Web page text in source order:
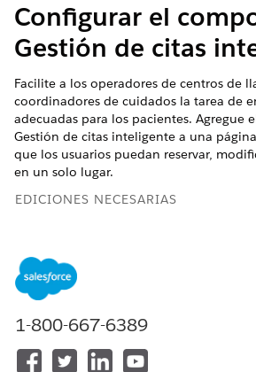
Configurar el
Gestión de citas
Facilite a los operadores de centros de
coordinadores de cuidados la tarea de
adecuadas para los pacientes. Agregue
Gestión de citas inteligente a una
que los usuarios puedan reservar,
en un solo lugar.
EDICIONES NECESARIAS
Disponible en:
Health Cloud
Agregar el componente Gestión de
Dé a los programadores la capacidad
1-800-667-6389